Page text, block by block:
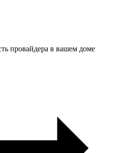
провайдера в вашем доме